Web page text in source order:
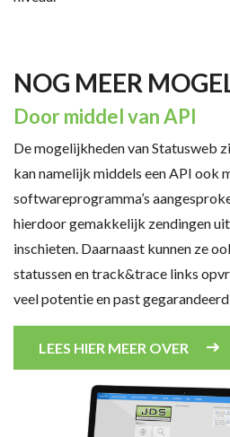
NOG MEER
Door middel van API
De mogelijkheden van Statusweb
kan namelijk middels een API ook
softwareprogramma’s
hierdoor gemakkelijk zendingen
inschieten. Daarnaast kunnen ze
statussen en track&trace links
veel potentie en past
LEES HIER MEER OVER